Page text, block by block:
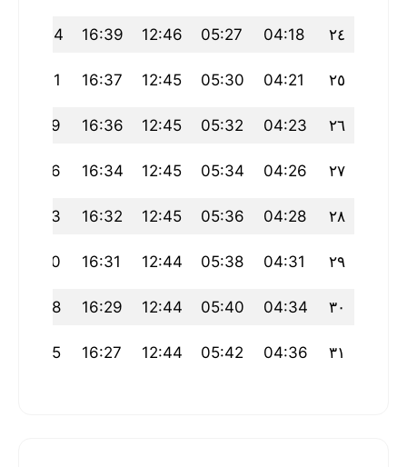
٢٤ 04:18
05:27
12:46
16:39
20:04
٢٥ 04:21
05:30
12:45
16:37
20:01
٢٦ 04:23
05:32
12:45
16:36
19:59
٢٧ 04:26
05:34
12:45
16:34
19:56
٢٨ 04:28
05:36
12:45
16:32
19:53
٢٩ 04:31
05:38
12:44
16:31
19:50
٣٠ 04:34
05:40
12:44
16:29
19:48
٣١ 04:36
05:42
12:44
16:27
19:45